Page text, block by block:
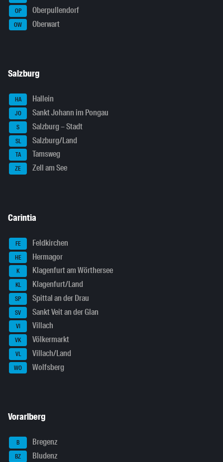
OP Oberpullendorf
OW Oberwart
Salzburg
HA Hallein
JO Sankt Johann im Pongau
S Salzburg – Stadt
SL Salzburg/Land
TA Tamsweg
ZE Zell am See
Carintia
FE Feldkirchen
HE Hermagor
K Klagenfurt am Wörthersee
KL Klagenfurt/Land
SP Spittal an der Drau
SV Sankt Veit an der Glan
VI Villach
VK Völkermarkt
VL Villach/Land
WO Wolfsberg
Vorarlberg
B Bregenz
BZ Bludenz